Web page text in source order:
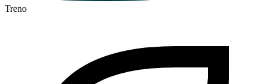
Treno